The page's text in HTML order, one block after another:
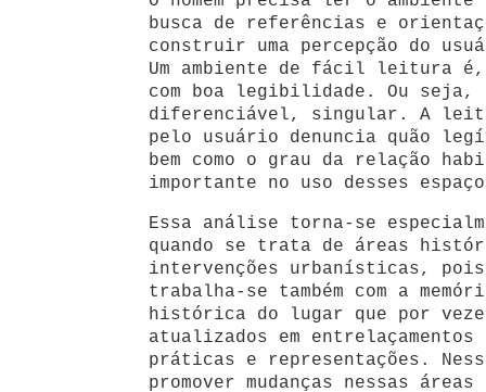
busca de referências e
construir uma percepção do
Um ambiente de fácil leitura é,
com boa legibilidade. Ou seja,
diferenciável, singular. A
pelo usuário denuncia quão
bem como o grau da relação
importante no uso desses
Essa análise torna-se
quando se trata de áreas
intervenções urbanísticas,
trabalha-se também com a
histórica do lugar que por
atualizados em
práticas e representações.
promover mudanças nessas